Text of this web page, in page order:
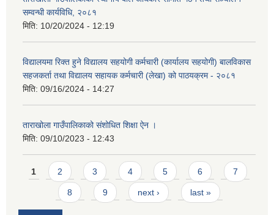
सम्वन्धी कार्यविधि, २०८१
मिति: 10/20/2024 - 12:19
विद्यालयमा रिक्त हुने विद्यालय सहयोगी कर्मचारी (कार्यालय सहयोगी) बालविकास
सहजकर्ता तथा विद्यालय सहायक कर्मचारी (लेखा) को पाठयक्रम - २०८१
मिति: 09/16/2024 - 14:27
ताराखोला गाउँपालिकाको संशोधित शिक्षा ऐन ।
मिति: 09/10/2023 - 12:43
Pages
1 2 3 4 5 6 7
8 9 next › last »